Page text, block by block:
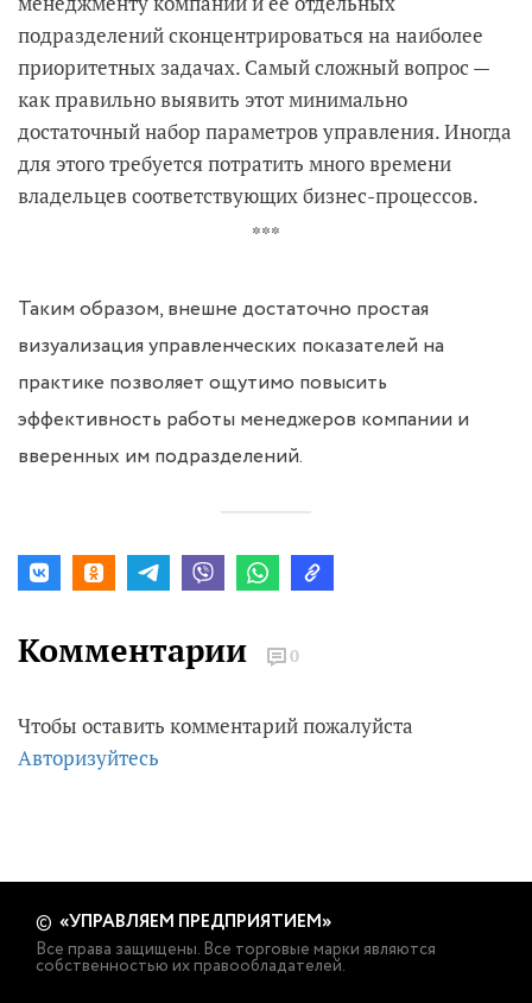
подразделений сконцентрироваться на наиболее
приоритетных задачах. Самый сложный вопрос —
как правильно выявить этот минимально
достаточный набор параметров управления. Иногда
для этого требуется потратить много времени
владельцев соответствующих бизнес-процессов.
***
Таким образом, внешне достаточно простая
визуализация управленческих показателей на
практике позволяет ощутимо повысить
эффективность работы менеджеров компании и
вверенных им подразделений.
Комментарии 0
Чтобы оставить комментарий пожалуйста
Авторизуйтесь
© «УПРАВЛЯЕМ ПРЕДПРИЯТИЕМ»
Все права защищены. Все торговые марки являются
собственностью их правообладателей.